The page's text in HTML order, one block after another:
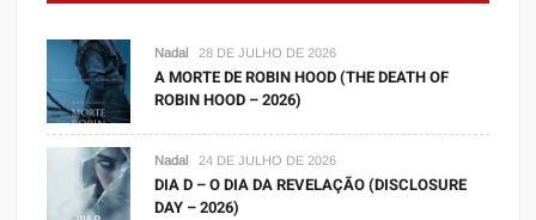
Nadal 28 DE JULHO DE 2026
A MORTE DE ROBIN HOOD (THE DEATH OF
ROBIN HOOD – 2026)
Nadal 24 DE JULHO DE 2026
DIA D – O DIA DA REVELAÇÃO (DISCLOSURE
DAY – 2026)